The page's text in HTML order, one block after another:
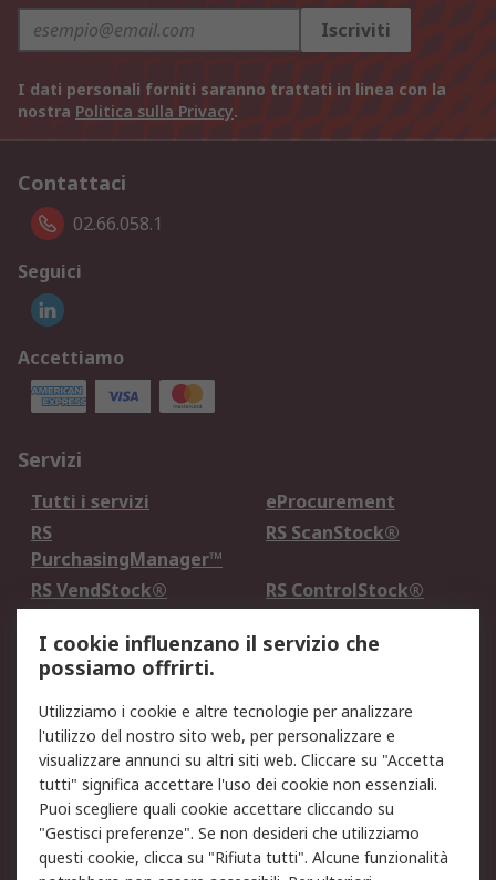
Iscriviti
I dati personali forniti saranno trattati in linea con la
nostra Politica sulla Privacy.
Contattaci
02.66.058.1
Seguici
Accettiamo
Servizi
Tutti i servizi
eProcurement
RS
PurchasingManager™
RS ScanStock®
RS VendStock®
RS ControlStock®
Legale
Informativa Cookie
Informativa Privacy -
Aggiornata
Email Security
Termini d'uso
Condizioni di vendita
Condizioni generali di
servizio
Etica e responsabilità
I cookie influenzano il servizio che
possiamo offrirti.
Utilizziamo i cookie e altre tecnologie per analizzare
l'utilizzo del nostro sito web, per personalizzare e
visualizzare annunci su altri siti web. Cliccare su "Accetta
tutti" significa accettare l'uso dei cookie non essenziali.
Puoi scegliere quali cookie accettare cliccando su
"Gestisci preferenze". Se non desideri che utilizziamo
questi cookie, clicca su "Rifiuta tutti". Alcune funzionalità